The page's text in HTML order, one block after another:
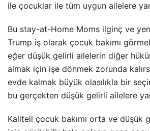
ile çocuklar ile tüm uygun ailelere
Bu stay-at-Home Moms ilginç ve
Trump iş olarak çocuk bakımı
eğer düşük gelirli ailelerin diğer
almak için işe dönmek zorunda
evde kalmak büyük olasılıkla bir
bu gerçekten düşük gelirli ailelere
Kaliteli çocuk bakımı orta ve düşük